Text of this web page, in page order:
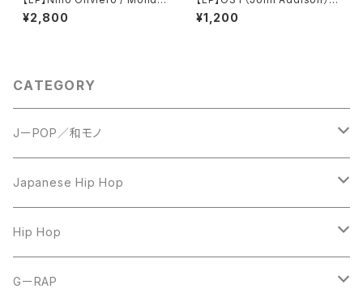
Cane N° 2
¥2,800
A Bridge Too Far
¥1,200
CATEGORY
JーPOP／和モノ
LP
7inch
CD
Japanese Hip Hop
12inch
LP
Hip Hop
LP
GーRAP